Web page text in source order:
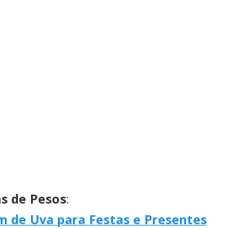
de Pesos:
de Uva para Festas e Presentes